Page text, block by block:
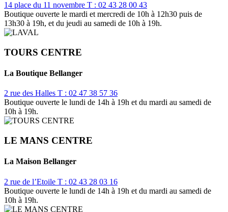
14 place du 11 novembre T : 02 43 28 00 43
Boutique ouverte le mardi et mercredi de 10h à 12h30 puis de
13h30 à 19h, et du jeudi au samedi de 10h à 19h.
TOURS CENTRE
La Boutique Bellanger
2 rue des Halles T : 02 47 38 57 36
Boutique ouverte le lundi de 14h à 19h et du mardi au samedi de
10h à 19h.
LE MANS CENTRE
La Maison Bellanger
2 rue de l’Etoile T : 02 43 28 03 16
Boutique ouverte le lundi de 14h à 19h et du mardi au samedi de
10h à 19h.